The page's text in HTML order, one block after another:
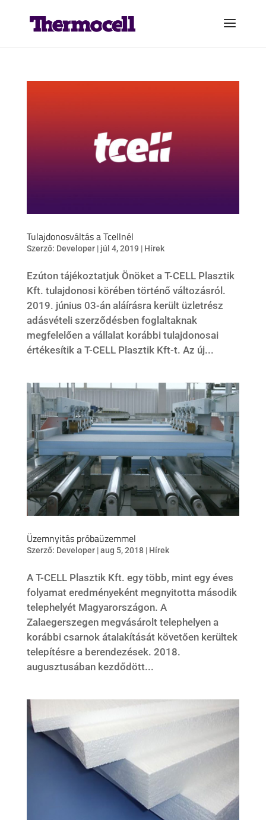
Tulajdonosváltás a Tcellnél
Szerző: Developer| júl 4, 2019 | Hírek
Ezúton tájékoztatjuk Önöket a T-CELL Plasztik
Kft. tulajdonosi körében történő változásról.
2019. június 03-án aláírásra került üzletrész
adásvételi szerződésben foglaltaknak
megfelelően a vállalat korábbi tulajdonosai
értékesítik a T-CELL Plasztik Kft-t. Az új...
Üzemnyitás próbaüzemmel
Szerző: Developer|aug 5, 2018| Hírek
A T-CELL Plasztik Kft. egy több, mint egy éves
folyamat eredményeként megnyitotta második
telephelyét Magyarországon. A
Zalaegerszegen megvásárolt telephelyen a
korábbi csarnok átalakítását követően kerültek
telepítésre a berendezések. 2018.
augusztusában kezdődött...